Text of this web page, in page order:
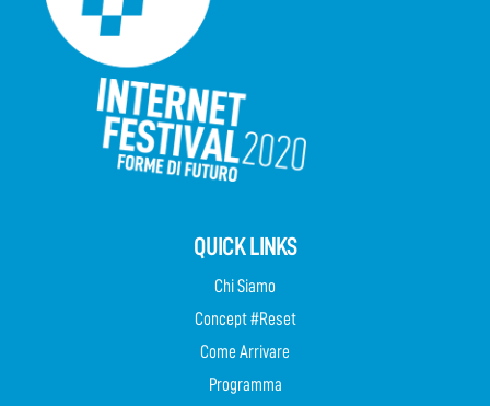
QUICK LINKS
Chi Siamo
Concept #Reset
Come Arrivare
Programma